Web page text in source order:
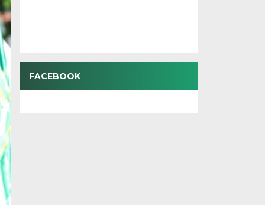
FACEBOOK